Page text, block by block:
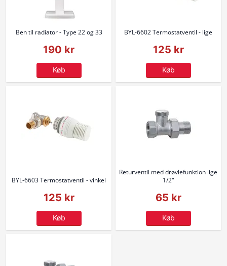
Ben til radiator - Type 22 og 33
190 kr
Køb
BYL-6602 Termostatventil - lige
125 kr
Køb
BYL-6603 Termostatventil - vinkel
125 kr
Køb
Returventil med drøvlefunktion lige
1/2"
65 kr
Køb